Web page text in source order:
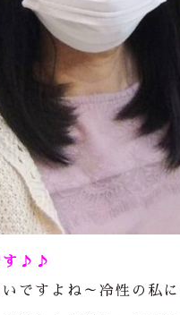
す♪♪
ですよね～冷性の私